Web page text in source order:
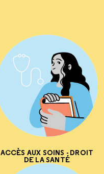
ACCÈS AUX SOINS - DROIT
DE LA SANTÉ